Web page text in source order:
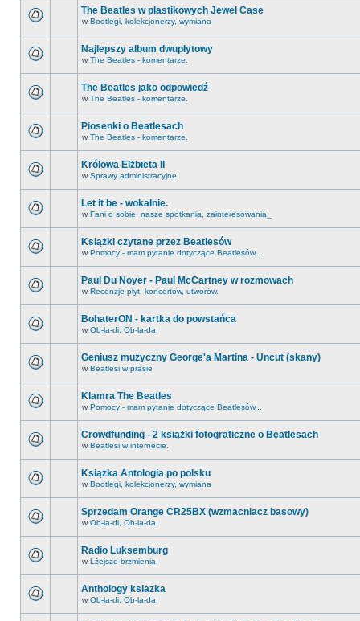
The Beatles w plastikowych Jewel Case
w Bootlegi, kolekcjonerzy, wymiana
Najlepszy album dwupłytowy
w The Beatles - komentarze.
The Beatles jako odpowiedź
w The Beatles - komentarze.
Piosenki o Beatlesach
w The Beatles - komentarze.
Królowa Elżbieta II
w Sprawy administracyjne.
Let it be - wokalnie.
w Fani o sobie, nasze spotkania, zainteresowania_
Książki czytane przez Beatlesów
w Pomocy - mam pytanie dotyczące Beatlesów...
Paul Du Noyer - Paul McCartney w rozmowach
w Recenzje płyt, koncertów, utworów.
BohaterON - kartka do powstańca
w Ob-la-di, Ob-la-da
Geniusz muzyczny George'a Martina - Uncut (skany)
w Beatlesi w prasie
Klamra The Beatles
w Pomocy - mam pytanie dotyczące Beatlesów...
Crowdfunding - 2 książki fotograficzne o Beatlesach
w Beatlesi w internecie.
Ksiązka Antologia po polsku
w Bootlegi, kolekcjonerzy, wymiana
Sprzedam Orange CR25BX (wzmacniacz basowy)
w Ob-la-di, Ob-la-da
Radio Luksemburg
w Lżejsze brzmienia
Anthology ksiazka
w Ob-la-di, Ob-la-da